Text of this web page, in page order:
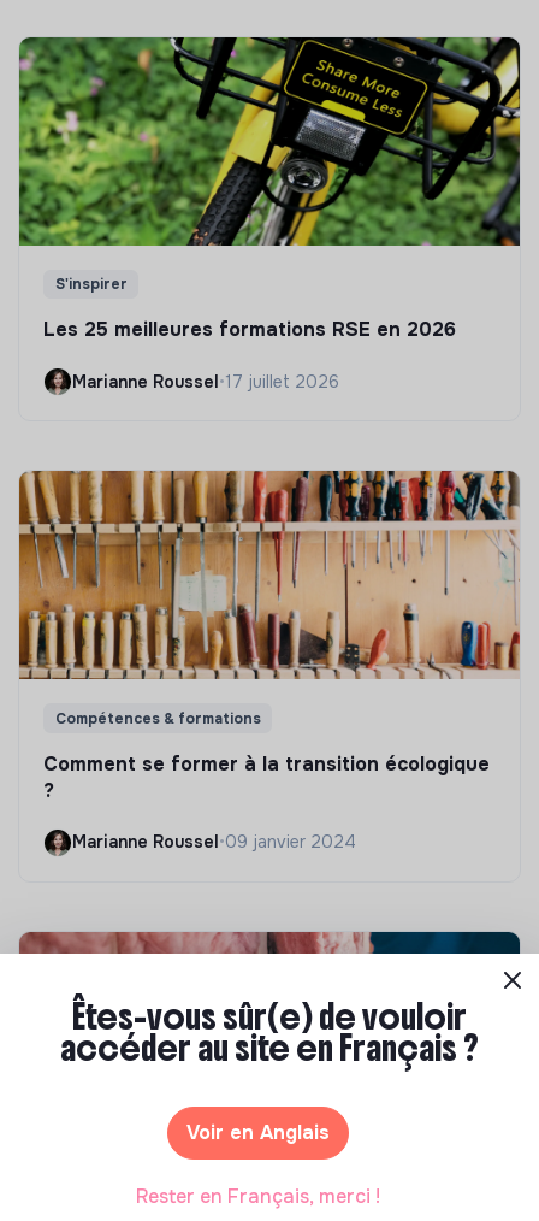
S'inspirer
Les 25 meilleures formations RSE en 2026
Marianne Roussel•17 juillet 2026
Compétences & formations
Comment se former à la transition écologique
?
Marianne Roussel •09 janvier 2024
Êtes-vous sûr(e) de vouloir
accéder au site en Français ?
Voir en Anglais
Rester en Français, merci !